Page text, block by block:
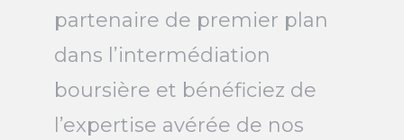
partenaire de premier plan
dans l’intermédiation
boursière et bénéficiez de
l’expertise avérée de nos